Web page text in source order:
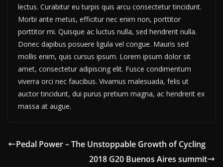
lectus. Curabitur eu turpis quis arcu consectetur tincidunt.
Morbi ante metus, efficitur nec enim non, porttitor
porttitor mi. Quisque ac luctus nulla, sed hendrerit nulla.
Donec dapibus posuere ligula vel congue. Mauris sed
mollis enim, quis cursus ipsum. Lorem ipsum dolor sit
amet, consectetur adipiscing elit. Fusce condimentum
viverra orci nec faucibus. Vivamus malesuada, felis ut
auctor tincidunt, dui purus pretium magna, ac hendrerit ex
massa at augue.
Pedal Power – The Unstoppable Growth of Cycling
2018 G20 Buenos Aires summit